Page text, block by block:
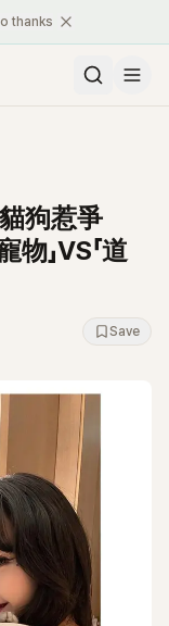
thanks
狗惹爭
」VS「道
Save